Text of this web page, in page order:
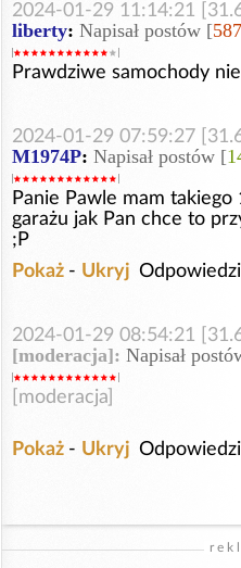
2024-01-29 11:14:21
liberty: Napisał postów [
Prawdziwe samochody
2024-01-29 07:59:27
M1974P: Napisał postów [
Panie Pawle mam
garażu jak Pan chce to
;P
Pokaż - Ukryj Odpowiedzi
2024-01-29 08:54:21
[moderacja]: Napisał
[moderacja]
Pokaż - Ukryj Odpowiedzi